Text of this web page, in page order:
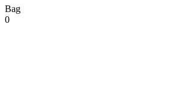
Bag
0